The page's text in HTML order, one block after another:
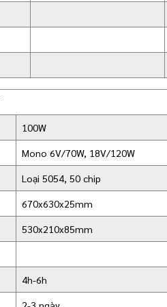
100W
Mono 6V/70W, 18V/120W
Loại 5054, 50 chip
670x630x25mm
530x210x85mm
4h-6h